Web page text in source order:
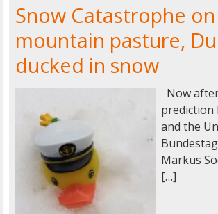
Snow Catastrophe on
mountain pasture,
ducked in snow
Now
prediction
and the
Markus
[…]